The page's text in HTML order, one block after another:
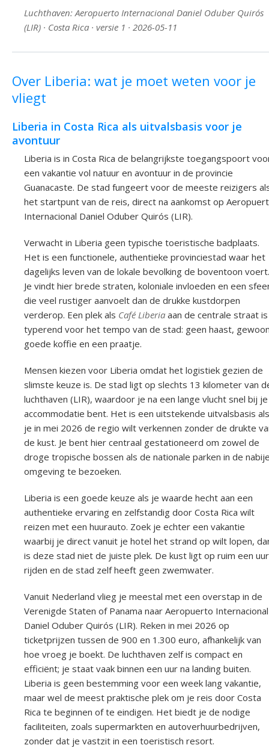
Luchthaven: Aeropuerto Internacional Daniel Oduber Quirós
(LIR) · Costa Rica · versie 1 · 2026-05-11
Over Liberia: wat je moet weten voor je
vliegt
Liberia in Costa Rica als uitvalsbasis voor je
avontuur
Liberia is in Costa Rica de belangrijkste toegangspoort
een vakantie vol natuur en avontuur in de provincie
Guanacaste. De stad fungeert voor de meeste reizigers
het startpunt van de reis, direct na aankomst op
Internacional Daniel Oduber Quirós (LIR).
Verwacht in Liberia geen typische toeristische badplaats.
Het is een functionele, authentieke provinciestad waar het
dagelijks leven van de lokale bevolking de boventoon voert.
Je vindt hier brede straten, koloniale invloeden en een
die veel rustiger aanvoelt dan de drukke kustdorpen
verderop. Een plek als Café Liberia aan de centrale straat is
typerend voor het tempo van de stad: geen haast,
goede koffie en een praatje.
Mensen kiezen voor Liberia omdat het logistiek gezien de
slimste keuze is. De stad ligt op slechts 13 kilometer van
luchthaven (LIR), waardoor je na een lange vlucht snel bij je
accommodatie bent. Het is een uitstekende uitvalsbasis als
je in mei 2026 de regio wilt verkennen zonder de drukte
de kust. Je bent hier centraal gestationeerd om zowel de
droge tropische bossen als de nationale parken in de
omgeving te bezoeken.
Liberia is een goede keuze als je waarde hecht aan een
authentieke ervaring en zelfstandig door Costa Rica wilt
reizen met een huurauto. Zoek je echter een vakantie
waarbij je direct vanuit je hotel het strand op wilt lopen,
is deze stad niet de juiste plek. De kust ligt op ruim een uur
rijden en de stad zelf heeft geen zwemwater.
Vanuit Nederland vlieg je meestal met een overstap in de
Verenigde Staten of Panama naar Aeropuerto Internacional
Daniel Oduber Quirós (LIR). Reken in mei 2026 op
ticketprijzen tussen de 900 en 1.300 euro, afhankelijk van
hoe vroeg je boekt. De luchthaven zelf is compact en
efficiënt; je staat vaak binnen een uur na landing buiten.
Liberia is geen bestemming voor een week lang vakantie,
maar wel de meest praktische plek om je reis door Costa
Rica te beginnen of te eindigen. Het biedt je de nodige
faciliteiten, zoals supermarkten en autoverhuurbedrijven,
zonder dat je vastzit in een toeristisch resort.